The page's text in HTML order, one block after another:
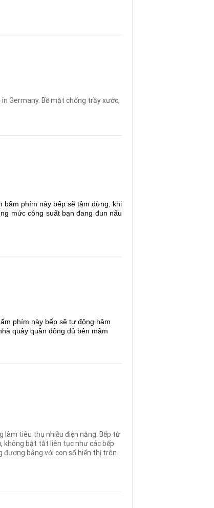
Germany. Bề mặt chống trầy xước,
bấm phím này bếp sẽ tậm dừng, khi
mức công suất bạn đang đun nấu
phím này bếp sẽ tự động hâm
quây quần đông đủ bên mâm
làm tiêu thụ nhiều điện năng. Bếp từ
, không bật tắt liên tục như các bếp
bằng với con số hiển thị trên